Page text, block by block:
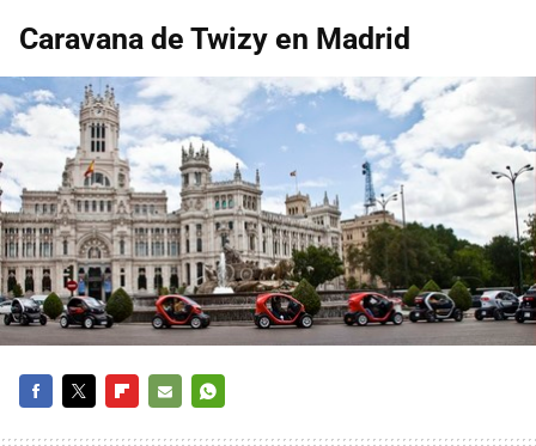
Caravana de Twizy en Madrid